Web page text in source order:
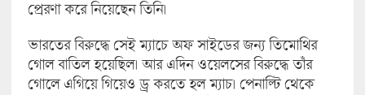
প্রেরণা করে নিয়েছেন তিনি।
ভারতের বিরুদ্ধে সেই ম্যাচে অফ সাইডের জন্য তিমোথির
গোল বাতিল হয়েছিল। আর এদিন ওয়েলসের বিরুদ্ধে তাঁর
গোলে এগিয়ে গিয়েও ড্র করতে হল ম্যাচ। পেনাল্টি থেকে